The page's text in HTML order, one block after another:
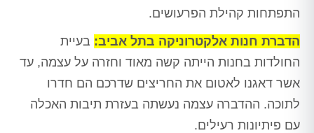
התפתחות קהילת הפרעושים.
הדברת חנות אלקטרוניקה בתל אביב: בעיית
החולדות בחנות הייתה קשה מאוד וחזרה על עצמה, עד
אשר דאגנו לאטום את החריצים שדרכם הם חדרו
לתוכה. ההדברה עצמה נעשתה בעזרת תיבות האכלה
עם פיתיונות רעילים.